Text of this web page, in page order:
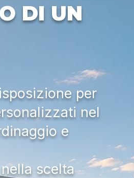
DI UN
per
nel
e
scelta